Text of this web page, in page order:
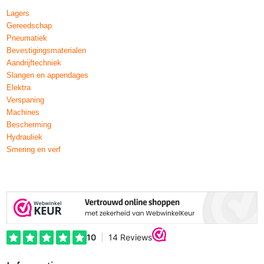
Lagers
Gereedschap
Pneumatiek
Bevestigingsmaterialen
Aandrijftechniek
Slangen en appendages
Elektra
Verspaning
Machines
Bescherming
Hydrauliek
Smering en verf